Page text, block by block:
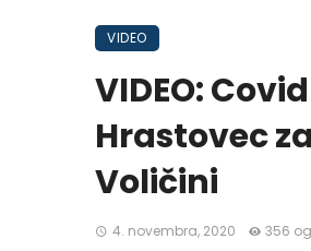
VIDEO
VIDEO:
Hrastovec
Voličini
4. novembra, 2020 356